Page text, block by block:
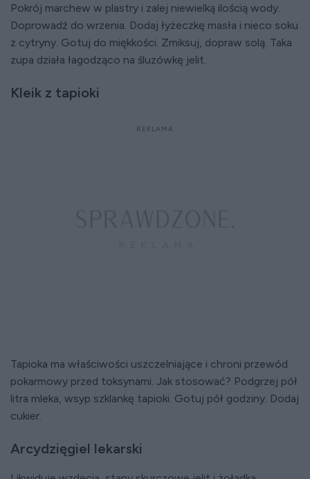
Pokrój marchew w plastry i zalej niewielką ilością wody.
Doprowadź do wrzenia. Dodaj łyżeczkę masła i nieco soku
z cytryny. Gotuj do miękkości. Zmiksuj, dopraw solą. Taka
zupa działa łagodząco na śluzówkę jelit.
Kleik z tapioki
Tapioka ma właściwości uszczelniające i chroni przewód
pokarmowy przed toksynami. Jak stosować? Podgrzej pół
litra mleka, wsyp szklankę tapioki. Gotuj pół godziny. Dodaj
cukier.
Arcydzięgiel lekarski